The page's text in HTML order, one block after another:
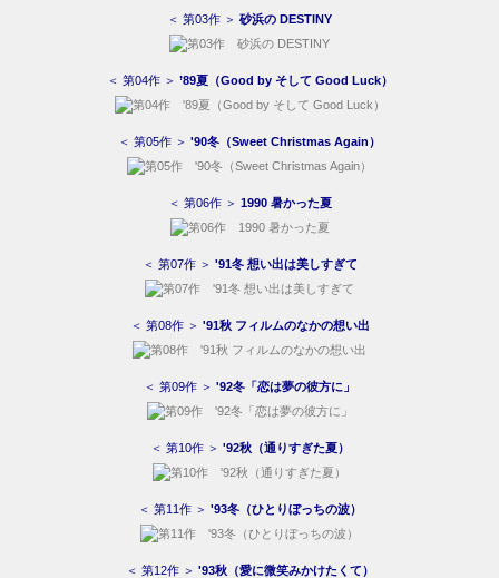
＜ 第03作 ＞ 砂浜の DESTINY
＜ 第04作 ＞ ’89夏（Good by そして Good Luck）
＜ 第05作 ＞ '90冬（Sweet Christmas Again）
＜ 第06作 ＞ 1990 暑かった夏
＜ 第07作 ＞ '91冬 想い出は美しすぎて
＜ 第08作 ＞ '91秋 フィルムのなかの想い出
＜ 第09作 ＞ '92冬「恋は夢の彼方に」
＜ 第10作 ＞ '92秋（通りすぎた夏）
＜ 第11作 ＞ '93冬（ひとりぼっちの波）
＜ 第12作 ＞ '93秋（愛に微笑みかけたくて）